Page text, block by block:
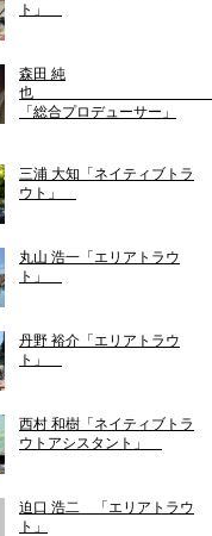
ト」
森田 純
「総合プロデューサー」
三浦 大知「ネイティブトラ
ウト」
丸山 浩一「エリアトラウ
ト」
丹野 裕介「エリアトラウ
ト」
西村 和樹「ネイティブトラ
ウトアシスタント」
迫口 浩二 「エリアトラウ
ト」